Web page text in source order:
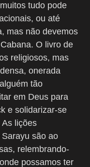
tudo pode
ou até
mas não devemos
O livro de
religiosos, mas
onerada
tão
em Deus para
e solidarizar-se
lições
são ao
relembrando-
possamos ter